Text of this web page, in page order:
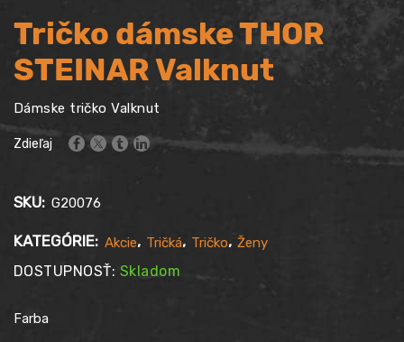
Tričko dámske THOR
STEINAR Valknut
Dámske tričko Valknut
Zdieľaj
SKU: G20076
KATEGÓRIE: Akcie, Tričká, Tričko, Ženy
DOSTUPNOSŤ: Skladom
Farba